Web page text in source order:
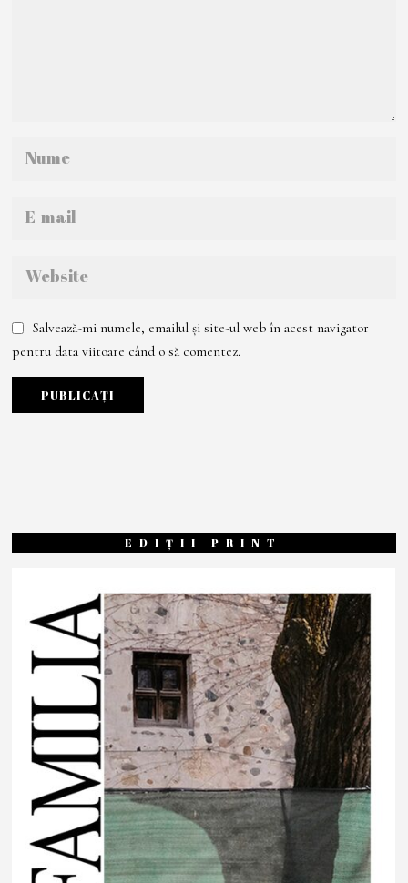
Salvează-mi numele, emailul și site-ul web în acest navigator
pentru data viitoare când o să comentez.
EDIȚII PRINT